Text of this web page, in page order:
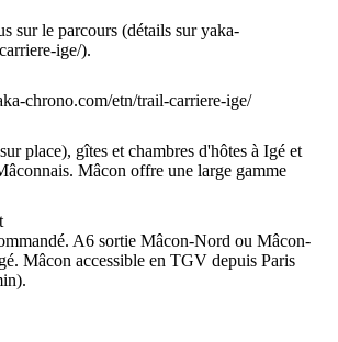
sur le parcours (détails sur yaka-
ige/).
chrono.com/etn/trail-carriere-ige/
place), gîtes et chambres d'hôtes à Igé et
Mâcon offre une large gamme
A6 sortie Mâcon-Nord ou Mâcon-
Mâcon accessible en TGV depuis Paris